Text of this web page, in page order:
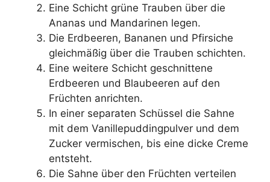
Eine Schicht grüne Trauben über die
Ananas und Mandarinen legen.
Die Erdbeeren, Bananen und Pfirsiche
gleichmäßig über die Trauben schichten.
Eine weitere Schicht geschnittene
Erdbeeren und Blaubeeren auf den
Früchten anrichten.
In einer separaten Schüssel die Sahne
mit dem Vanillepuddingpulver und dem
Zucker vermischen, bis eine dicke Creme
entsteht.
Die Sahne über den Früchten verteilen